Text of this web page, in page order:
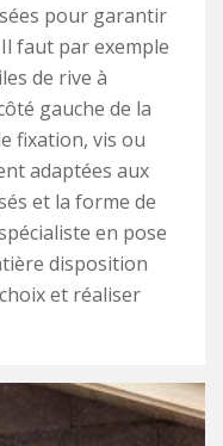
pour garantir
faut par exemple
de rive à
gauche de la
fixation, vis ou
adaptées aux
et la forme de
en pose
disposition
et réaliser